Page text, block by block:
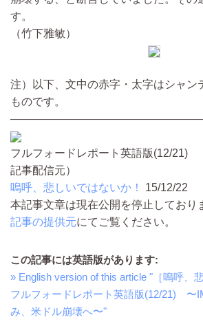
す。
（竹下雅敏）
注）以下、文中の赤字・太字はシャン
ものです。
フルフォードレポート英語版(12/21)
記事配信元）
嗚呼、悲しいではないか！
15/12/22
本記事文章は現在公開を停止しており
記事の提供元にてご覧ください。
この記事には英語版があります:
» English version of this article "［嗚呼、
フルフォードレポート英語版(12/21) 〜
み、米ドル崩壊へ〜"